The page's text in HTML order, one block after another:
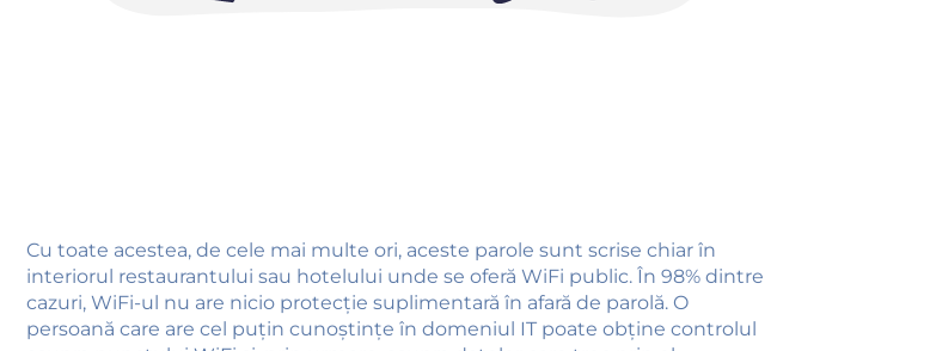
Cu toate acestea, de cele mai multe ori, aceste parole sunt scrise chiar în
interiorul restaurantului sau hotelului unde se oferă WiFi public. În 98% dintre
cazuri, WiFi-ul nu are nicio protecție suplimentară în afară de parolă. O
persoană care are cel puțin cunoștințe în domeniul IT poate obține controlul